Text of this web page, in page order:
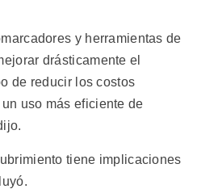
y herramientas de
drásticamente el
de reducir los costos
uso más eficiente de
tiene implicaciones